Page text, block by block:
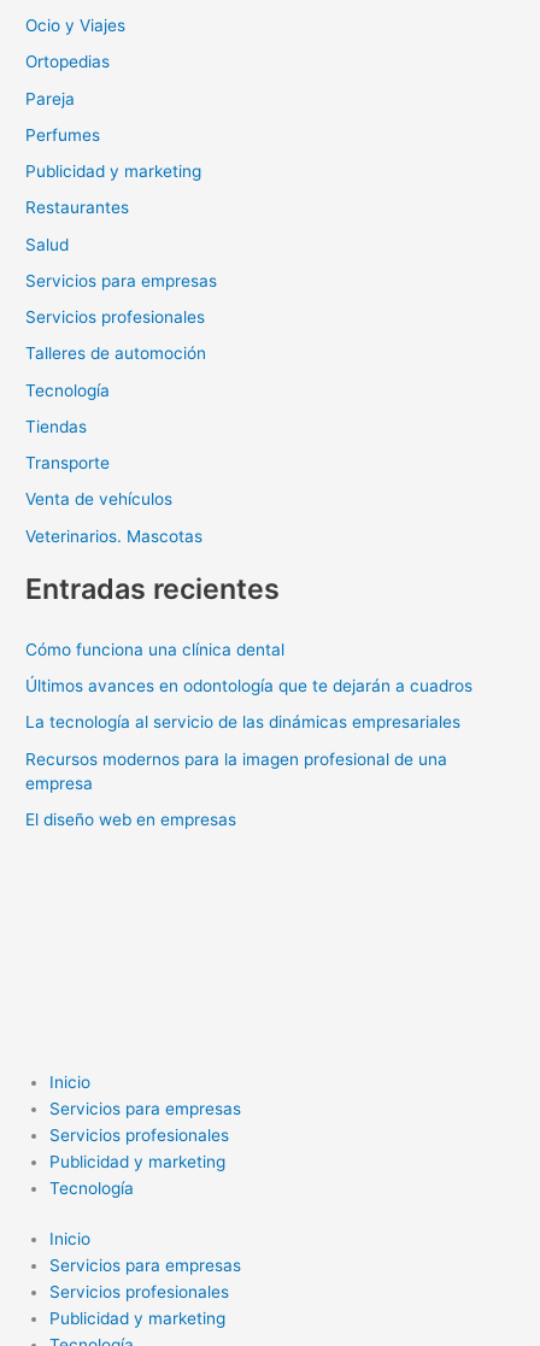
Ocio y Viajes
Ortopedias
Pareja
Perfumes
Publicidad y marketing
Restaurantes
Salud
Servicios para empresas
Servicios profesionales
Talleres de automoción
Tecnología
Tiendas
Transporte
Venta de vehículos
Veterinarios. Mascotas
Entradas recientes
Cómo funciona una clínica dental
Últimos avances en odontología que te dejarán a cuadros
La tecnología al servicio de las dinámicas empresariales
Recursos modernos para la imagen profesional de una
empresa
El diseño web en empresas
Inicio
Servicios para empresas
Servicios profesionales
Publicidad y marketing
Tecnología
Inicio
Servicios para empresas
Servicios profesionales
Publicidad y marketing